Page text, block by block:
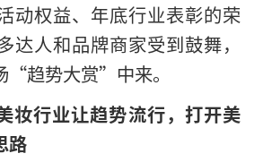
动权益、年底行业表彰的荣
达人和品牌商家受到鼓舞，
“趋势大赏”中来。
妆行业让趋势流行，打开美
路